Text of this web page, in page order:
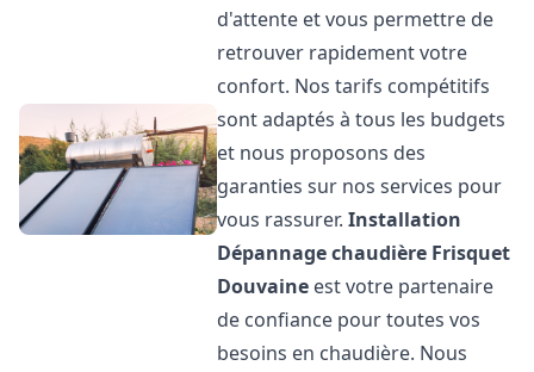
d'attente et vous permettre de
retrouver rapidement votre
confort. Nos tarifs compétitifs
sont adaptés à tous les budgets
et nous proposons des
garanties sur nos services pour
vous rassurer.Installation
Dépannage chaudière Frisquet
Douvaine est votre partenaire
de confiance pour toutes vos
besoins en chaudière. Nous